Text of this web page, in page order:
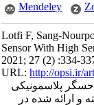
Mendeley
Lotfi F, Sang-
Sensor With High
2021; 27 (2) :334-
URL:http://opsi.ir/
پلاسمونیکی
و ارائه شده در